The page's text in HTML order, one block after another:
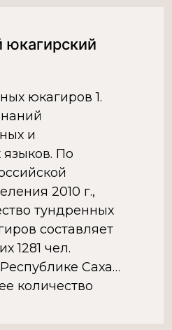
случае –
тунгусо-
собой
создавшие
юкагиров 1.
и
По
2010 г.,
тундренных
составляет
1281 чел.
Саха
количество